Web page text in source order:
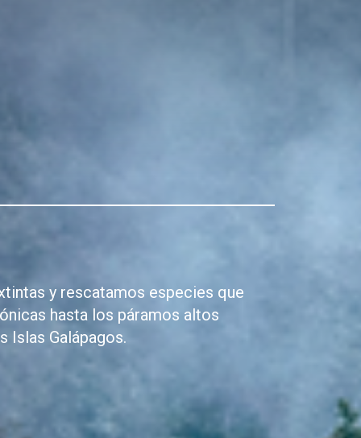
y rescatamos especies que
hasta los páramos altos
Islas Galápagos.